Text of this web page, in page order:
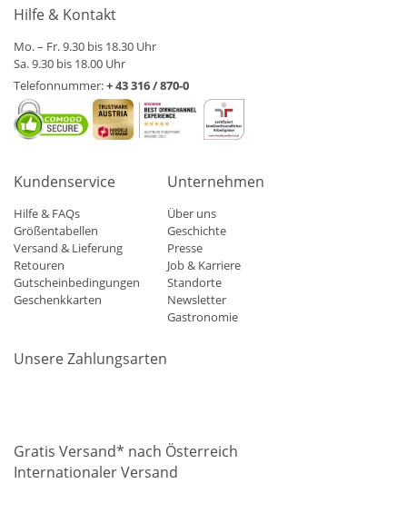
Hilfe & Kontakt
Mo. – Fr. 9.30 bis 18.30 Uhr
Sa. 9.30 bis 18.00 Uhr
Telefonnummer:+ 43 316 / 870-0
Kundenservice
Hilfe & FAQs
Größentabellen
Versand & Lieferung
Retouren
Gutscheinbedingungen
Geschenkkarten
Unternehmen
Über uns
Geschichte
Presse
Job & Karriere
Standorte
Newsletter
Gastronomie
Unsere Zahlungsarten
Gratis Versand* nach Österreich
Internationaler Versand